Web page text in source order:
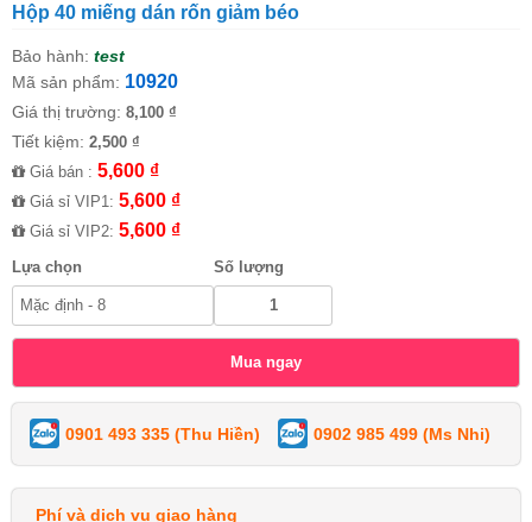
Hộp 40 miếng dán rốn giảm béo
Bảo hành: test
Mã sản phẩm: 10920
Giá thị trường: 8,100 ₫
Tiết kiệm: 2,500 ₫
Giá bán : 5,600 ₫
Giá sỉ VIP1: 5,600 ₫
Giá sỉ VIP2: 5,600 ₫
Lựa chọn Số lượng
0901 493 335 (Thu Hiền) 0902 985 499 (Ms Nhi)
Phí và dịch vụ giao hàng